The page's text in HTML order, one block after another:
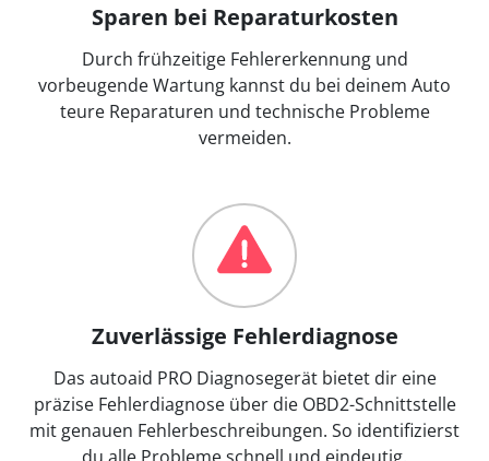
Sparen bei Reparaturkosten
Durch frühzeitige Fehlererkennung und
vorbeugende Wartung kannst du bei deinem Auto
teure Reparaturen und technische Probleme
vermeiden.
Zuverlässige Fehlerdiagnose
Das autoaid PRO Diagnosegerät bietet dir eine
präzise Fehlerdiagnose über die OBD2-Schnittstelle
mit genauen Fehlerbeschreibungen. So identifizierst